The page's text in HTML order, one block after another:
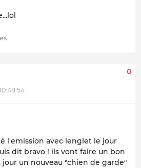
0
l'emission avec lenglet le jour
dit bravo ! ils vont faire un bon
un nouveau "chien de garde"